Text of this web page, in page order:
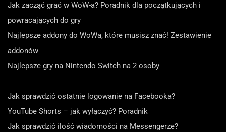
Jak zacząć grać w WoW-a? Poradnik dla początkujących i
powracających do gry
Najlepsze addony do WoWa, które musisz znać! Zestawienie
addonów
Najlepsze gry na Nintendo Switch na 2 osoby
Jak sprawdzić ostatnie logowanie na Facebooka?
YouTube Shorts – jak wyłączyć? Poradnik
Jak sprawdzić ilość wiadomości na Messengerze?